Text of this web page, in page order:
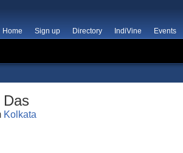
Home Sign up Directory IndiVine Events
Das
Kolkata